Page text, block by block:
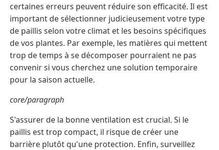
certaines erreurs peuvent réduire son efficacité. Il est
important de sélectionner judicieusement votre type
de paillis selon votre climat et les besoins spécifiques
de vos plantes. Par exemple, les matières qui mettent
trop de temps à se décomposer pourraient ne pas
convenir si vous cherchez une solution temporaire
pour la saison actuelle.
core/paragraph
S'assurer de la bonne ventilation est crucial. Si le
paillis est trop compact, il risque de créer une
barrière plutôt qu'une protection. Enfin, surveillez